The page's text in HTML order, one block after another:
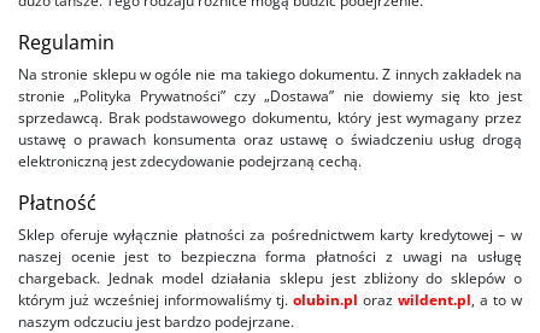
Regulamin
Na stronie sklepu w ogóle nie ma takiego dokumentu. Z innych zakładek na
stronie „Polityka Prywatności” czy „Dostawa” nie dowiemy się kto jest
sprzedawcą. Brak podstawowego dokumentu, który jest wymagany przez
ustawę o prawach konsumenta oraz ustawę o świadczeniu usług drogą
elektroniczną jest zdecydowanie podejrzaną cechą.
Płatność
Sklep oferuje wyłącznie płatności za pośrednictwem karty kredytowej – w
naszej ocenie jest to bezpieczna forma płatności z uwagi na usługę
chargeback. Jednak model działania sklepu jest zbliżony do sklepów o
którym już wcześniej informowaliśmy tj. olubin.pl oraz wildent.pl, a to w
naszym odczuciu jest bardzo podejrzane.